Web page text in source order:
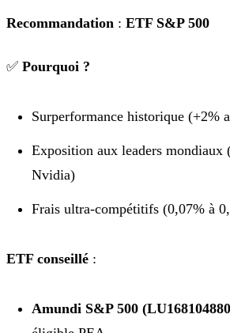
Recommandation : ETF S&P 500
✅ Pourquoi ?
Surperformance historique (+2%
Exposition aux leaders
Nvidia)
Frais ultra-compétitifs (0,07% à
ETF conseillé :
Amundi S&P 500